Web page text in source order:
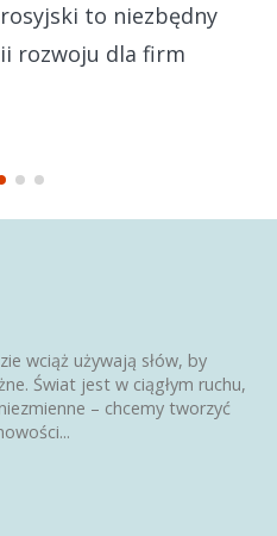
to niezbędny
rozwoju dla firm
wciąż używają słów, by
Świat jest w ciągłym ruchu,
– chcemy tworzyć